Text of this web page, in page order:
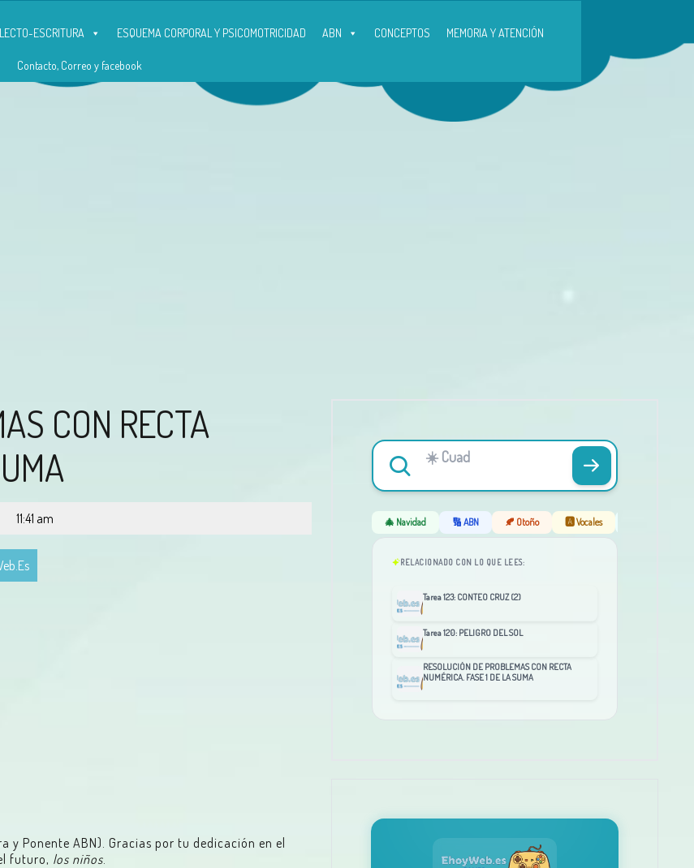
LECTO-ESCRITURA ESQUEMA CORPORAL Y PSICOMOTRICIDAD ABN CONCEPTOS MEMORIA Y ATENCIÓN
Contacto, Correo y facebook
CON RECTA
11:41 am
y Ponente ABN). Gracias por tu dedicación en el
futuro, los niños.
🎄 Navidad 🔢 ABN 🍂 Otoño 🅰️ Vocales
RELACIONADO CON LO QUE LEES:
Tarea 123: CONTEO CRUZ (2)
Tarea 120: PELIGRO DEL SOL
RESOLUCIÓN DE PROBLEMAS CON RECTA
NUMÉRICA. FASE 1 DE LA SUMA